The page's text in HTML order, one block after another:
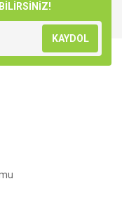
KAYDOL